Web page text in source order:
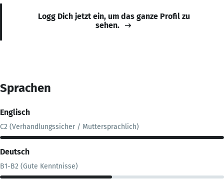
Logg Dich jetzt ein, um das ganze Profil zu
sehen.
Sprachen
Englisch
C2 (Verhandlungssicher / Muttersprachlich)
Deutsch
B1-B2 (Gute Kenntnisse)